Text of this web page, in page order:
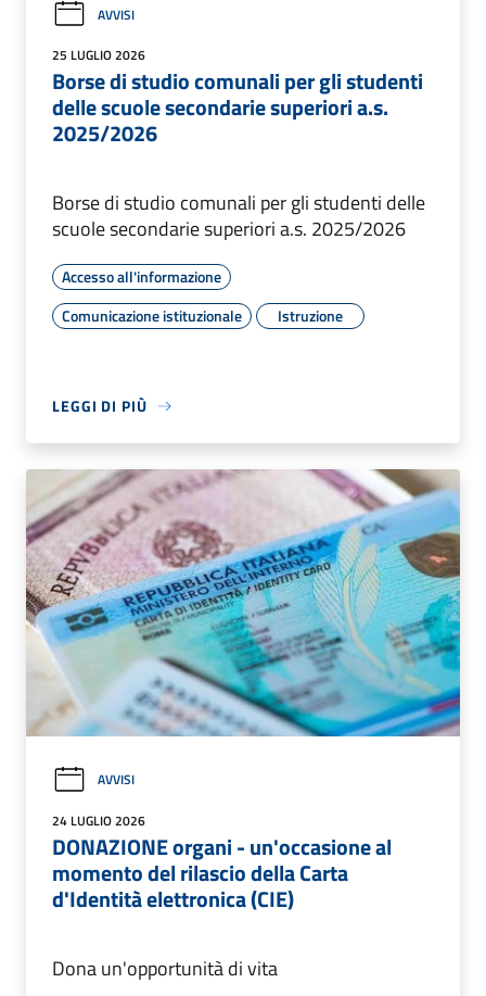
AVVISI
25 LUGLIO 2026
Borse di studio comunali per gli studenti
delle scuole secondarie superiori a.s.
2025/2026
Borse di studio comunali per gli studenti delle
scuole secondarie superiori a.s. 2025/2026
Accesso all'informazione
Comunicazione istituzionale
Istruzione
LEGGI DI PIÙ
AVVISI
24 LUGLIO 2026
DONAZIONE organi - un'occasione al
momento del rilascio della Carta
d'Identità elettronica (CIE)
Dona un'opportunità di vita